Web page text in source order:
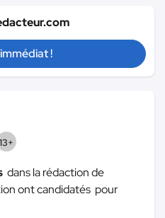
!
13+
dans la rédaction de
ont candidatés pour